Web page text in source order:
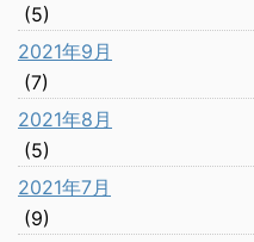
(5)
2021年9月
(7)
2021年8月
(5)
2021年7月
(9)